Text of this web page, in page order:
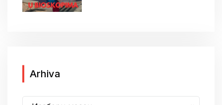
Arhiva
h